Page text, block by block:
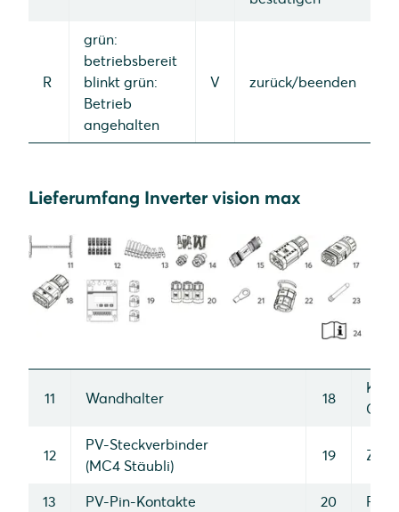
R
grün:
betriebsbereit
blinkt grün:
Betrieb
angehalten
V zurück/beenden
Lieferumfang Inverter vision max
11 Wandhalter 18
12
PV-Steckverbinder
(MC4 Stäubli)
19
13 PV-Pin-Kontakte 20